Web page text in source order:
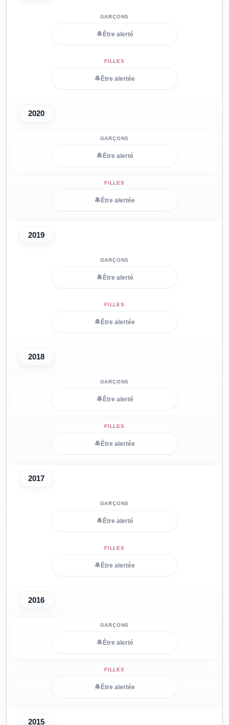
🔔 Être alerté
🔔 Être alertée
2020
🔔 Être alerté
🔔 Être alertée
2019
🔔 Être alerté
🔔 Être alertée
2018
🔔 Être alerté
🔔 Être alertée
2017
🔔 Être alerté
🔔 Être alertée
2016
🔔 Être alerté
🔔 Être alertée
2015